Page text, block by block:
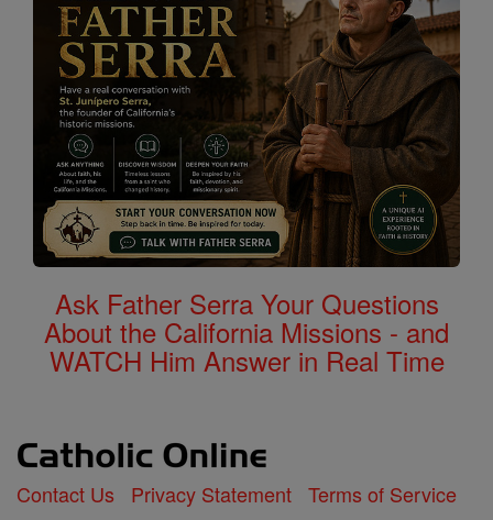
Ask Father Serra Your Questions
About the California Missions - and
WATCH Him Answer in Real Time
Contact Us Privacy Statement Terms of Service